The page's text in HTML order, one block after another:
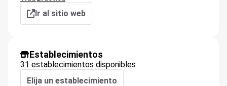
Ir al sitio web
Establecimientos
31 establecimientos disponibles
Elija un establecimiento